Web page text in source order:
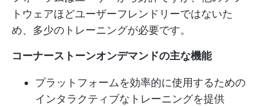
トウェアほどユーザーフレンドリーではないた
め、多少のトレーニングが必要です。
コーナーストーンオンデマンドの主な機能
プラットフォームを効率的に使用するための
インタラクティブなトレーニングを提供